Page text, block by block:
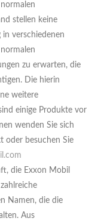
stellen keine
verschiedenen
zu erwarten, die
Die hierin
weitere
einige Produkte vor
wenden Sie sich
oder besuchen Sie
die Exxon Mobil
Namen, die die
Aus